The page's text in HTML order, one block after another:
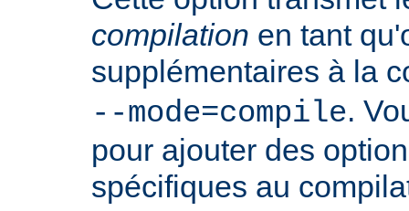
compilation en tant
supplémentaires à la
--mode=compile.
pour ajouter des
spécifiques au